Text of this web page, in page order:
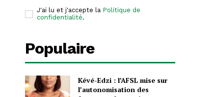
J'ai lu et j'accepte la Politique de
confidentialité.
Populaire
Kévé-Edzi : l’AFSL mise sur
l’autonomisation des